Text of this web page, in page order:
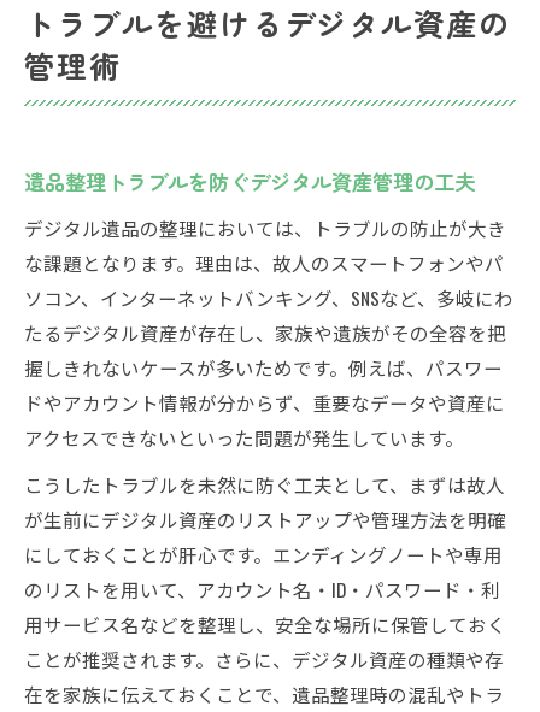
トラブルを避けるデジタル資産の
管理術
遺品整理トラブルを防ぐデジタル資産管理の工夫
デジタル遺品の整理においては、トラブルの防止が大き
な課題となります。理由は、故人のスマートフォンやパ
ソコン、インターネットバンキング、SNSなど、多岐にわ
たるデジタル資産が存在し、家族や遺族がその全容を把
握しきれないケースが多いためです。例えば、パスワー
ドやアカウント情報が分からず、重要なデータや資産に
アクセスできないといった問題が発生しています。
こうしたトラブルを未然に防ぐ工夫として、まずは故人
が生前にデジタル資産のリストアップや管理方法を明確
にしておくことが肝心です。エンディングノートや専用
のリストを用いて、アカウント名・ID・パスワード・利
用サービス名などを整理し、安全な場所に保管しておく
ことが推奨されます。さらに、デジタル資産の種類や存
在を家族に伝えておくことで、遺品整理時の混乱やトラ